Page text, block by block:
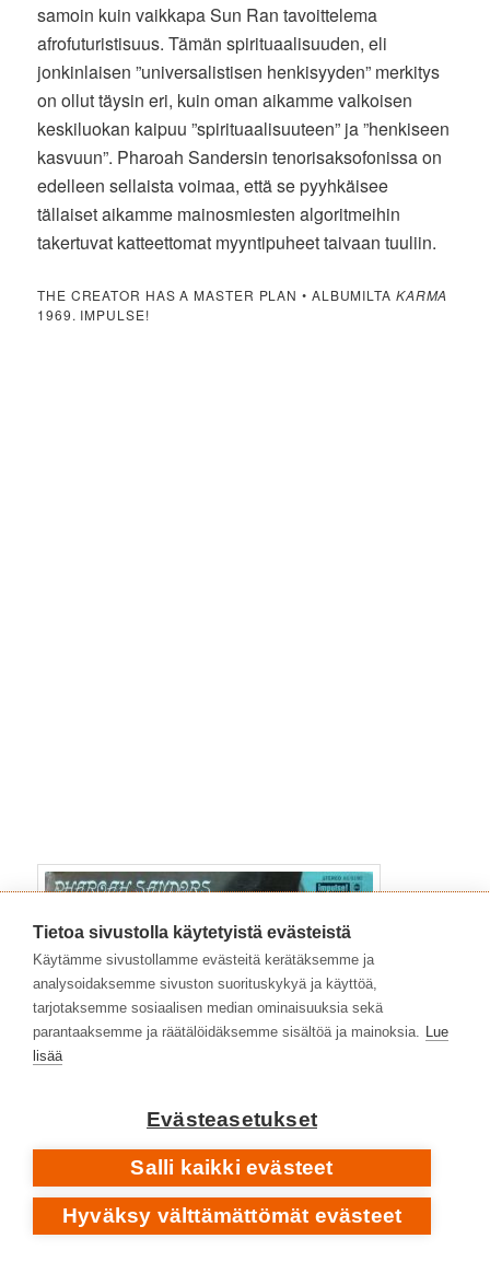
samoin kuin vaikkapa Sun Ran tavoittelema
afrofuturistisuus. Tämän spirituaalisuuden, eli
jonkinlaisen ”universalistisen henkisyyden” merkitys
on ollut täysin eri, kuin oman aikamme valkoisen
keskiluokan kaipuu ”spirituaalisuuteen” ja ”henkiseen
kasvuun”. Pharoah Sandersin tenorisaksofonissa on
edelleen sellaista voimaa, että se pyyhkäisee
tällaiset aikamme mainosmiesten algoritmeihin
takertuvat katteettomat myyntipuheet taivaan tuuliin.
THE CREATOR HAS A MASTER PLAN • ALBUMILTA KARMA
1969. IMPULSE!
Tietoa sivustolla käytetyistä evästeistä
Käytämme sivustollamme evästeitä kerätäksemme ja
analysoidaksemme sivuston suorituskykyä ja käyttöä,
tarjotaksemme sosiaalisen median ominaisuuksia sekä
parantaaksemme ja räätälöidäksemme sisältöä ja mainoksia. Lue
lisää
Evästeasetukset
Salli kaikki evästeet
Hyväksy välttämättömät evästeet